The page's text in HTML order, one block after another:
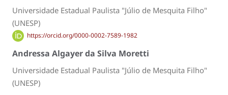
Universidade Estadual Paulista "Júlio de Mesquita Filho"
(UNESP)
https://orcid.org/0000-0002-7589-1982
Andressa Algayer da Silva Moretti
Universidade Estadual Paulista "Júlio de Mesquita Filho"
(UNESP)